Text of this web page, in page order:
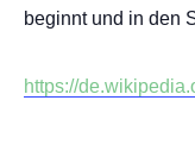
beginnt und in den
https://